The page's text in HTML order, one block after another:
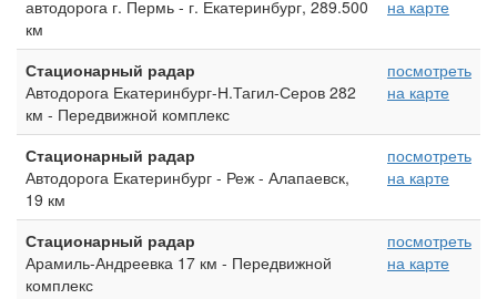
автодорога г. Пермь - г. Екатеринбург, 289.500
км
на карте
Стационарный радар
Автодорога Екатеринбург-Н.Тагил-Серов 282
км - Передвижной комплекс
посмотреть
на карте
Стационарный радар
Автодорога Екатеринбург - Реж - Алапаевск,
19 км
посмотреть
на карте
Стационарный радар
Арамиль-Андреевка 17 км - Передвижной
комплекс
посмотреть
на карте